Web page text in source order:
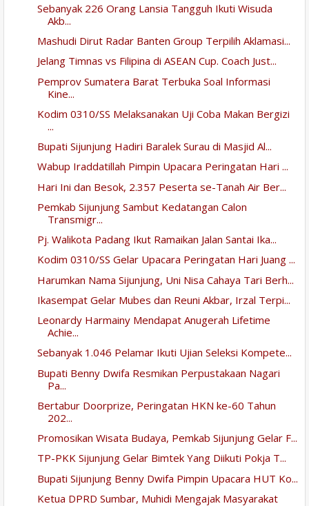
Sebanyak 226 Orang Lansia Tangguh Ikuti Wisuda
Akb...
Mashudi Dirut Radar Banten Group Terpilih Aklamasi...
Jelang Timnas vs Filipina di ASEAN Cup. Coach Just...
Pemprov Sumatera Barat Terbuka Soal Informasi
Kine...
Kodim 0310/SS Melaksanakan Uji Coba Makan Bergizi
...
Bupati Sijunjung Hadiri Baralek Surau di Masjid Al...
Wabup Iraddatillah Pimpin Upacara Peringatan Hari ...
Hari Ini dan Besok, 2.357 Peserta se-Tanah Air Ber...
Pemkab Sijunjung Sambut Kedatangan Calon
Transmigr...
Pj. Walikota Padang Ikut Ramaikan Jalan Santai Ika...
Kodim 0310/SS Gelar Upacara Peringatan Hari Juang ...
Harumkan Nama Sijunjung, Uni Nisa Cahaya Tari Berh...
Ikasempat Gelar Mubes dan Reuni Akbar, Irzal Terpi...
Leonardy Harmainy Mendapat Anugerah Lifetime
Achie...
Sebanyak 1.046 Pelamar Ikuti Ujian Seleksi Kompete...
Bupati Benny Dwifa Resmikan Perpustakaan Nagari
Pa...
Bertabur Doorprize, Peringatan HKN ke-60 Tahun
202...
Promosikan Wisata Budaya, Pemkab Sijunjung Gelar F...
TP-PKK Sijunjung Gelar Bimtek Yang Diikuti Pokja T...
Bupati Sijunjung Benny Dwifa Pimpin Upacara HUT Ko...
Ketua DPRD Sumbar, Muhidi Mengajak Masyarakat